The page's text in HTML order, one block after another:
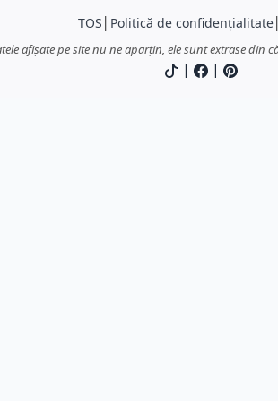
TOS Politică de confidențialitate│
afișate pe site nu ne aparțin, ele sunt extrase din
| |